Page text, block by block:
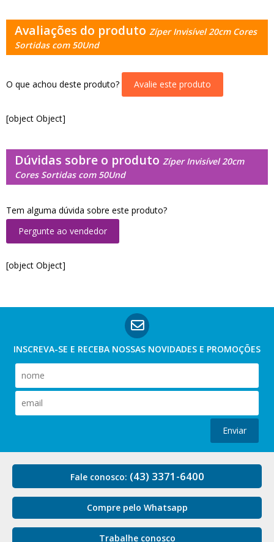
Avaliações do produto Zíper Invisível 20cm Cores
Sortidas com 50Und
O que achou deste produto? Avalie este produto
[object Object]
Dúvidas sobre o produto Zíper Invisível 20cm
Cores Sortidas com 50Und
Tem alguma dúvida sobre este produto?
Pergunte ao vendedor
[object Object]
INSCREVA-SE E RECEBA NOSSAS NOVIDADES E PROMOÇÕES
Enviar
Fale conosco: (43) 3371-6400
Compre pelo Whatsapp
Trabalhe conosco